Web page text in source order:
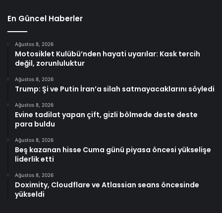
En Güncel Haberler
Ağustos 8, 2026
Motosiklet Kulübü’nden hayati uyarılar: Kask tercih
değil, zorunluluktur
Ağustos 8, 2026
Trump: Şi ve Putin İran’a silah satmayacaklarını söyledi
Ağustos 8, 2026
Evine tadilat yapan çift, gizli bölmede deste deste
para buldu
Ağustos 8, 2026
Beş kazanan hisse Cuma günü piyasa öncesi yükselişe
liderlik etti
Ağustos 8, 2026
Doximity, Cloudflare ve Atlassian seans öncesinde
yükseldi